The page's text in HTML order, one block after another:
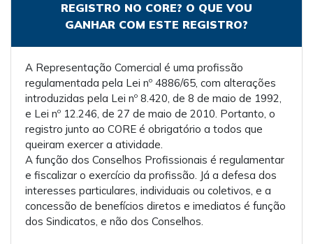
REGISTRO NO CORE? O QUE VOU
GANHAR COM ESTE REGISTRO?
A Representação Comercial é uma profissão
regulamentada pela Lei nº 4886/65, com alterações
introduzidas pela Lei nº 8.420, de 8 de maio de 1992,
e Lei nº 12.246, de 27 de maio de 2010. Portanto, o
registro junto ao CORE é obrigatório a todos que
queiram exercer a atividade.
A função dos Conselhos Profissionais é regulamentar
e fiscalizar o exercício da profissão. Já a defesa dos
interesses particulares, individuais ou coletivos, e a
concessão de benefícios diretos e imediatos é função
dos Sindicatos, e não dos Conselhos.